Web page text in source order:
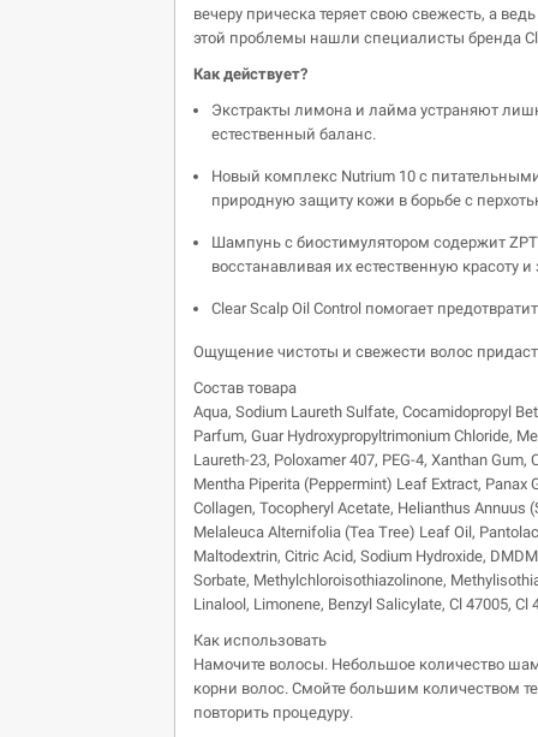
вечеру прическа теряет свою свежесть, а
этой проблемы нашли специалисты бренда
Как действует?
Экстракты лимона и лайма устраняют
естественный баланс.
Новый комплекс Nutrium 10 с
природную защиту кожи в борьбе с
Шампунь с биостимулятором содержит
восстанавливая их естественную красоту и
Clear Scalp Oil Control помогает
Ощущение чистоты и свежести волос придаст
Состав товара
Aqua, Sodium Laureth Sulfate, Cocamidopropyl
Parfum, Guar Hydroxypropyltrimonium Chloride,
Laureth-23, Poloxamer 407, PEG-4, Xanthan
Mentha Piperita (Peppermint) Leaf Extract, Panax
Collagen, Tocopheryl Acetate, Helianthus Annuus
Melaleuca Alternifolia (Tea Tree) Leaf Oil,
Maltodextrin, Citric Acid, Sodium Hydroxide,
Sorbate, Methylchloroisothiazolinone,
Linalool, Limonene, Benzyl Salicylate, Cl 47005, Cl
Как использовать
Намочите волосы. Небольшое количество
корни волос. Смойте большим количеством
повторить процедуру.